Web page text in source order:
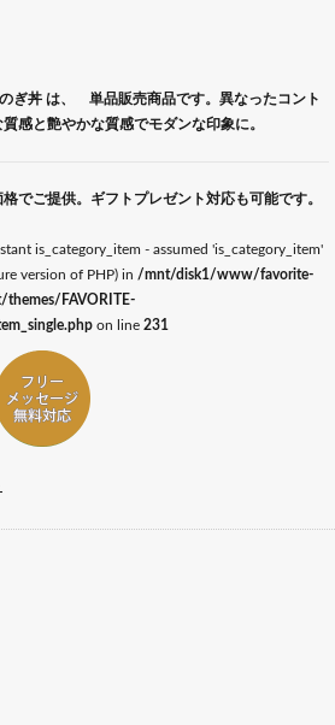
ぎ丼 は、 単品販売商品です。異なったコント
感と艶やかな質感でモダンな印象に。
でご提供。ギフトプレゼント対応も可能です。
is_category_item - assumed 'is_category_item'
version of PHP) in /mnt/disk1/www/favorite-
FAVORITE-
on line 231
対応
ギフトのし記名対応